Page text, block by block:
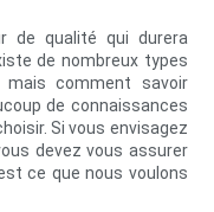
de qualité qui durera
de nombreux types
comment savoir
de connaissances
Si vous envisagez
devez vous assurer
ce que nous voulons